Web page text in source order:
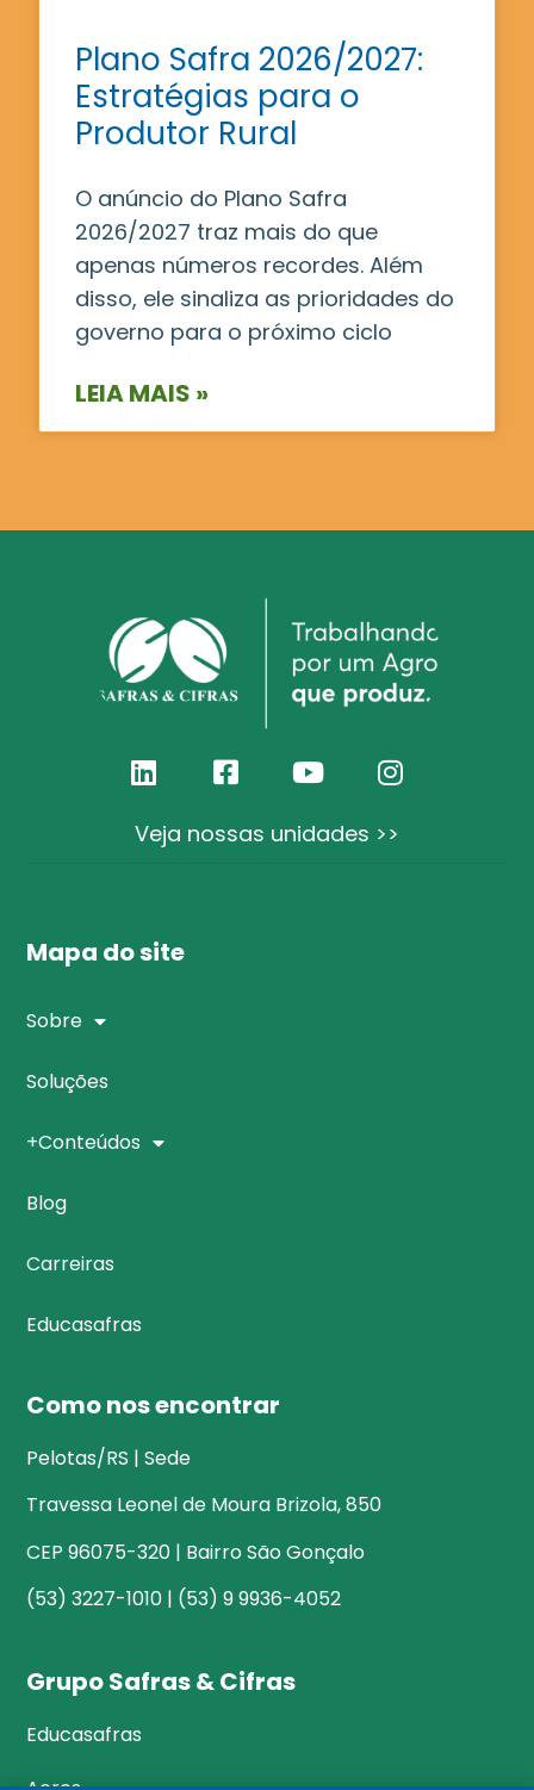
Plano Safra 2026/2027:
Estratégias para o
Produtor Rural
O anúncio do Plano Safra
2026/2027 traz mais do que
apenas números recordes. Além
disso, ele sinaliza as prioridades do
governo para o próximo ciclo
LEIA MAIS »
Veja nossas unidades >>
Mapa do site
Sobre
Soluções
+Conteúdos
Blog
Carreiras
Educasafras
Como nos encontrar
Pelotas/RS | Sede
Travessa Leonel de Moura Brizola, 850
CEP 96075-320 | Bairro São Gonçalo
(53) 3227-1010 | (53) 9 9936-4052
Grupo Safras & Cifras
Educasafras